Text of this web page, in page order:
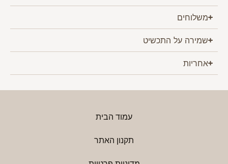
משלוחים
שמירה על התכשיט
אחריות
עמוד הבית
תקנון האתר